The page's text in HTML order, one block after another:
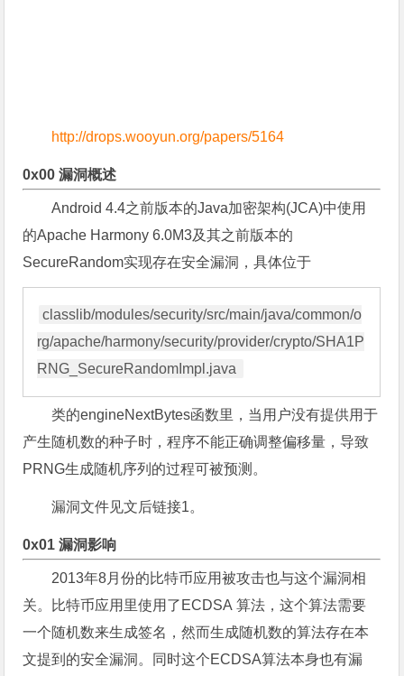
http://drops.wooyun.org/papers/5164
0x00 漏洞概述
Android 4.4之前版本的Java加密架构(JCA)中使用
的Apache Harmony 6.0M3及其之前版本的
SecureRandom实现存在安全漏洞，具体位于
classlib/modules/security/src/main/java/common/o
rg/apache/harmony/security/provider/crypto/SHA1P
类的engineNextBytes函数里，当用户没有提供用于
产生随机数的种子时，程序不能正确调整偏移量，导致
PRNG生成随机序列的过程可被预测。
漏洞文件见文后链接1。
0x01 漏洞影响
2013年8月份的比特币应用被攻击也与这个漏洞相
关。比特币应用里使用了ECDSA 算法，这个算法需要
一个随机数来生成签名，然而生成随机数的算法存在本
文提到的安全漏洞。同时这个ECDSA算法本身也有漏